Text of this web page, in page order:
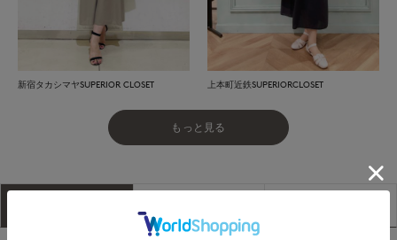
新宿タカシマヤSUPERIOR CLOSET 上本町近鉄SUPERIORCLOSET
もっと見る